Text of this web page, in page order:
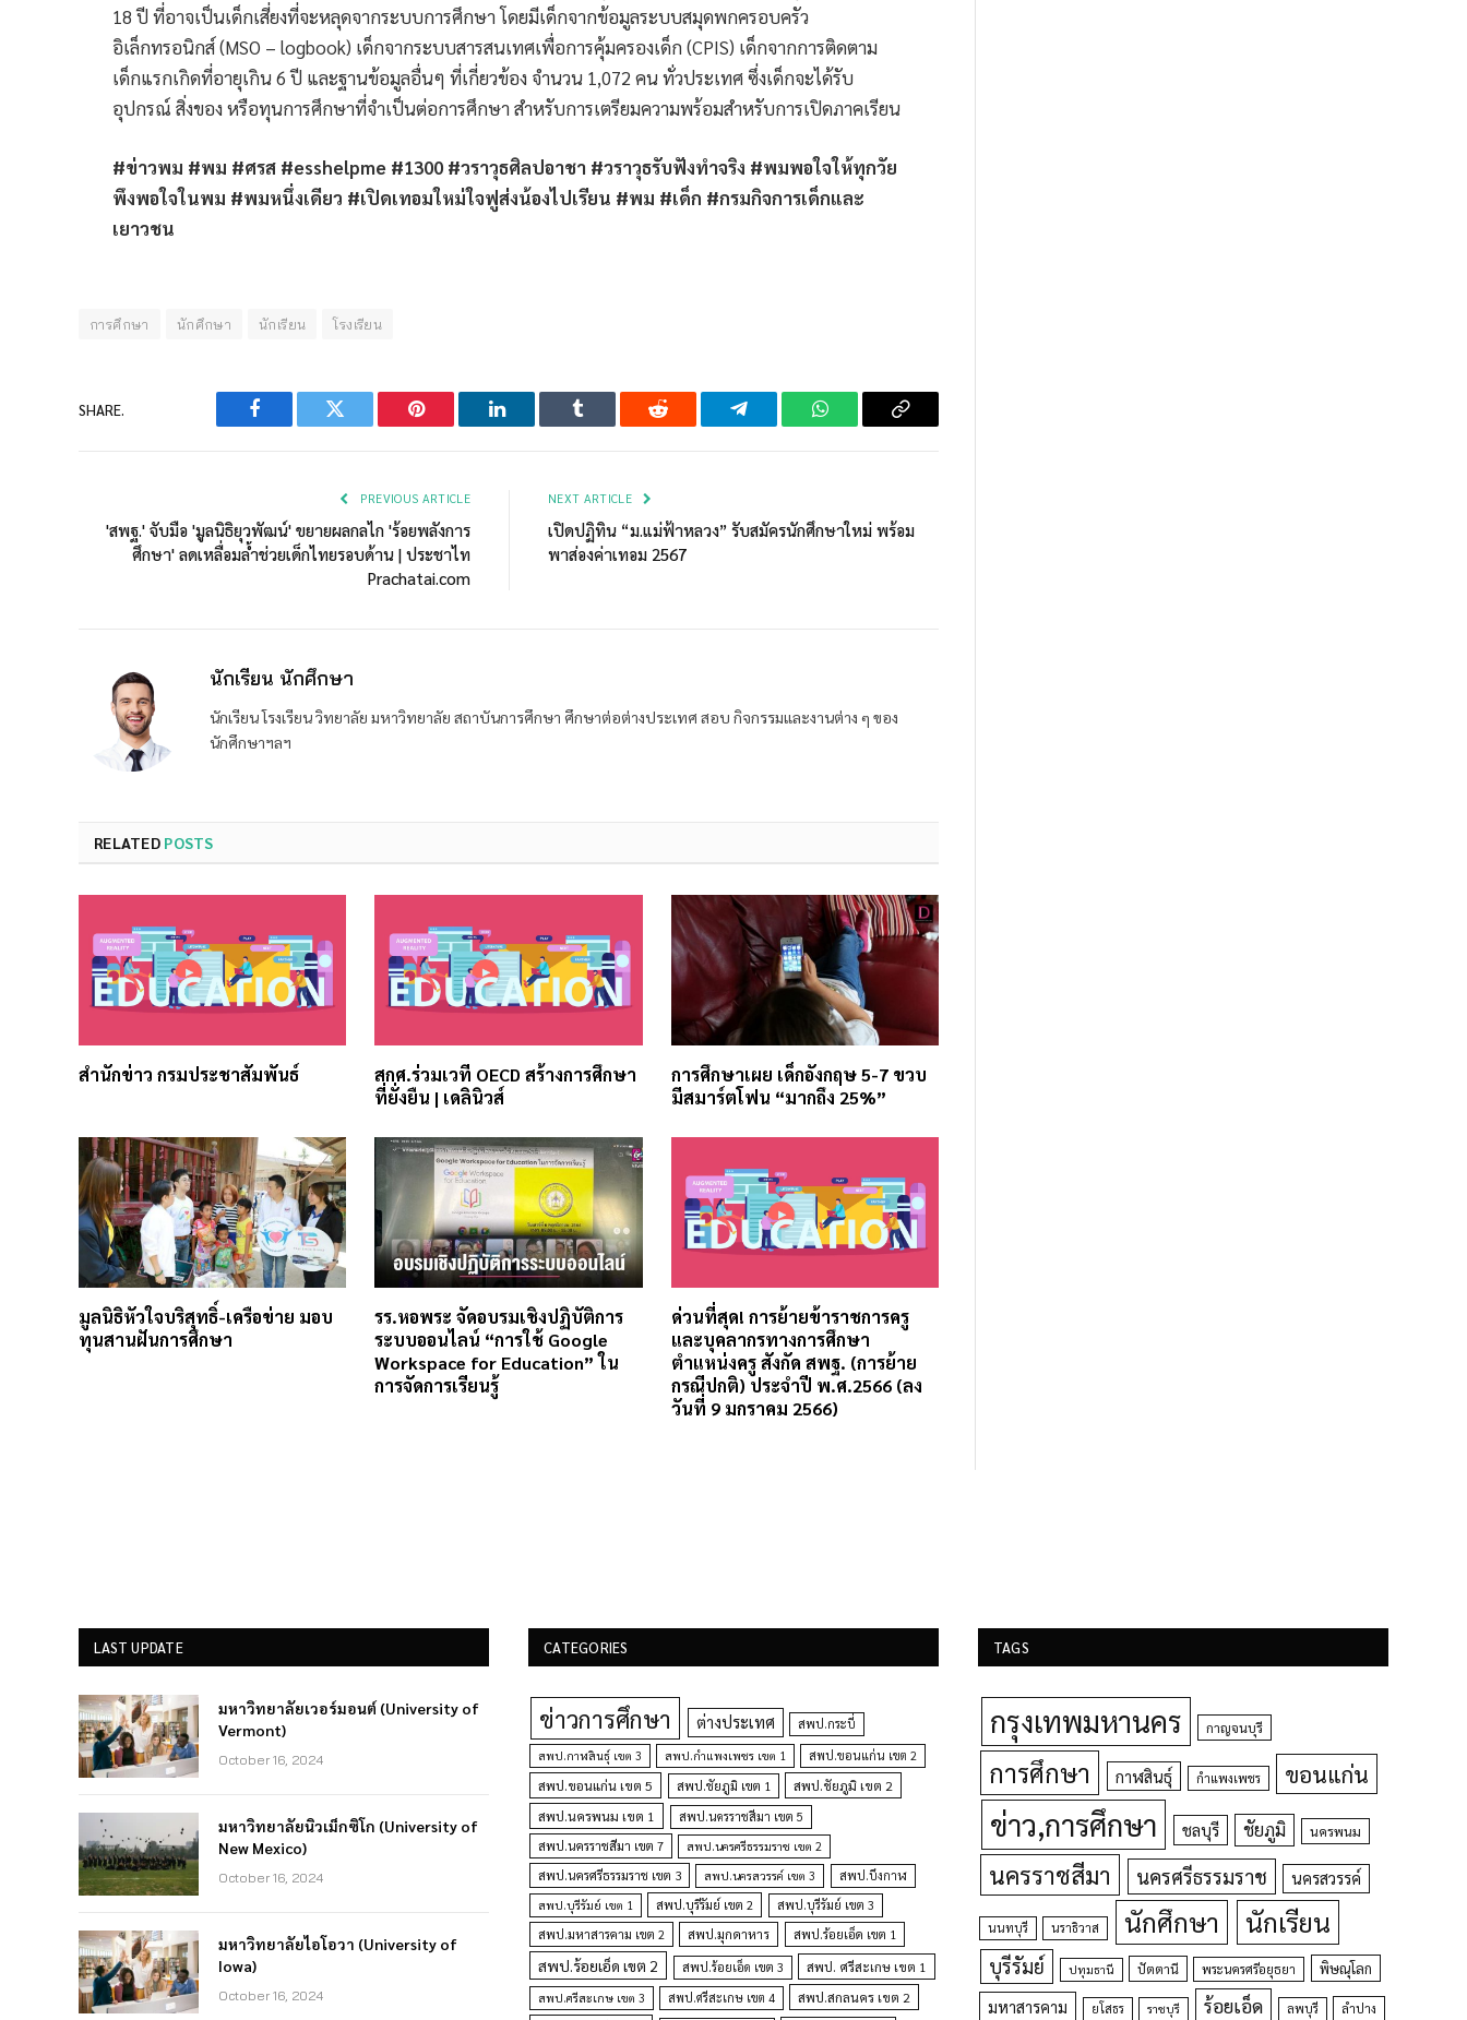
18 ปี ที่อาจเป็นเด็กเสี่ยงที่จะหลุดจากระบบการศึกษา โดยมีเด็กจากข้อมูลระบบสมุดพกครอบครัว
อิเล็กทรอนิกส์ (MSO – logbook) เด็กจากระบบสารสนเทศเพื่อการคุ้มครองเด็ก (CPIS) เด็กจากการติดตาม
เด็กแรกเกิดที่อายุเกิน 6 ปี และฐานข้อมูลอื่นๆ ที่เกี่ยวข้อง จำนวน 1,072 คน ทั่วประเทศ ซึ่งเด็กจะได้รับ
อุปกรณ์ สิ่งของ หรือทุนการศึกษาที่จำเป็นต่อการศึกษา สำหรับการเตรียมความพร้อมสำหรับการเปิดภาคเรียน
#ข่าวพม #พม #ศรส #esshelpme #1300 #วราวุธศิลปอาชา #วราวุธรับฟังทำจริง #พมพอใจให้ทุกวัย
พึงพอใจในพม #พมหนึ่งเดียว #เปิดเทอมใหม่ใจฟูส่งน้องไปเรียน #พม #เด็ก #กรมกิจการเด็กและ
เยาวชน
การศึกษา นักศึกษา นักเรียน โรงเรียน
SHARE.
Facebook Twitter Pinterest LinkedIn Tumblr Reddit Telegram WhatsAppCopy
PREVIOUS ARTICLE
'สพฐ.' จับมือ 'มูลนิธิยุวพัฒน์' ขยายผลกลไก 'ร้อยพลังการ
ศึกษา' ลดเหลื่อมล้ำช่วยเด็กไทยรอบด้าน | ประชาไท
Prachatai.com
NEXT ARTICLE
เปิดปฏิทิน “ม.แม่ฟ้าหลวง” รับสมัครนักศึกษาใหม่ พร้อม
พาส่องค่าเทอม 2567
นักเรียน นักศึกษา
นักเรียน โรงเรียน วิทยาลัย มหาวิทยาลัย สถาบันการศึกษา ศึกษาต่อต่างประเทศ สอบ กิจกรรมและงานต่าง ๆ ของ
นักศึกษาฯลฯ
RELATED POSTS
สำนักข่าว กรมประชาสัมพันธ์
สกศ.ร่วมเวที OECD สร้างการศึกษา
ที่ยั่งยืน | เดลินิวส์
การศึกษาเผย เด็กอังกฤษ 5-7 ขวบ
มีสมาร์ตโฟน “มากถึง 25%”
มูลนิธิหัวใจบริสุทธิ์-เครือข่าย มอบ
ทุนสานฝันการศึกษา
รร.หอพระ จัดอบรมเชิงปฏิบัติการ
ระบบออนไลน์ “การใช้ Google
Workspace for Education” ใน
การจัดการเรียนรู้
ด่วนที่สุด! การย้ายข้าราชการครู
และบุคลากรทางการศึกษา
ตำแหน่งครู สังกัด สพฐ. (การย้าย
กรณีปกติ) ประจำปี พ.ศ.2566 (ลง
วันที่ 9 มกราคม 2566)
LAST UPDATE
มหาวิทยาลัยเวอร์มอนต์ (University of
Vermont)
October 16, 2024
มหาวิทยาลัยนิวเม็กซิโก (University of
New Mexico)
October 16, 2024
มหาวิทยาลัยไอโอวา (University of
Iowa)
October 16, 2024
CATEGORIES
ข่าวการศึกษา ต่างประเทศ สพป.กระบี่
สพป.กาฬสินธุ์ เขต 3 สพป.กำแพงเพชร เขต 1 สพป.ขอนแก่น เขต 2
สพป.ขอนแก่น เขต 5 สพป.ชัยภูมิ เขต 1
สพป.ชัยภูมิ เขต 2
สพป.นครพนม เขต 1
สพป.นครราชสีมา เขต 5
สพป.นครราชสีมา เขต 7
สพป.นครศรีธรรมราช เขต 2
สพป.นครศรีธรรมราช เขต 3 สพป.นครสวรรค์ เขต 3
สพป.บึงกาฬ
สพป.บุรีรัมย์ เขต 1
สพป.บุรีรัมย์ เขต 2
สพป.บุรีรัมย์ เขต 3
สพป.มหาสารคาม เขต 2
สพป.มุกดาหาร สพป.ร้อยเอ็ด เขต 1
สพป.ร้อยเอ็ด เขต 2 สพป.ร้อยเอ็ด เขต 3 สพป. ศรีสะเกษ เขต 1
สพป.ศรีสะเกษ เขต 3 สพป.ศรีสะเกษ เขต 4 สพป.สกลนคร เขต 2
TAGS
กรุงเทพมหานคร กาญจนบุรี
การศึกษา กาฬสินธุ์ กำแพงเพชร ขอนแก่น
ข่าว,การศึกษา ชลบุรี ชัยภูมิ นครพนม
นครราชสีมา นครศรีธรรมราช นครสวรรค์
นนทบุรี นราธิวาส นักศึกษา นักเรียน
บุรีรัมย์ ปทุมธานี ปัตตานี พระนครศรีอยุธยา พิษณุโลก
มหาสารคาม ยโสธร ราชบุรี ร้อยเอ็ด ลพบุรี ลำปาง